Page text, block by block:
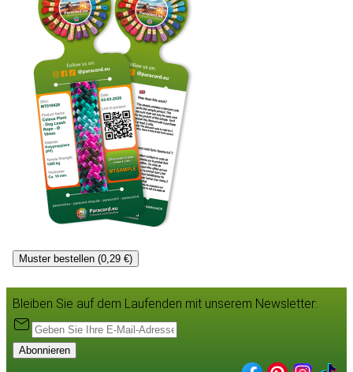
Muster bestellen (0,29 €)
Bleiben Sie auf dem Laufenden mit unserem Newsletter:
Abonnieren